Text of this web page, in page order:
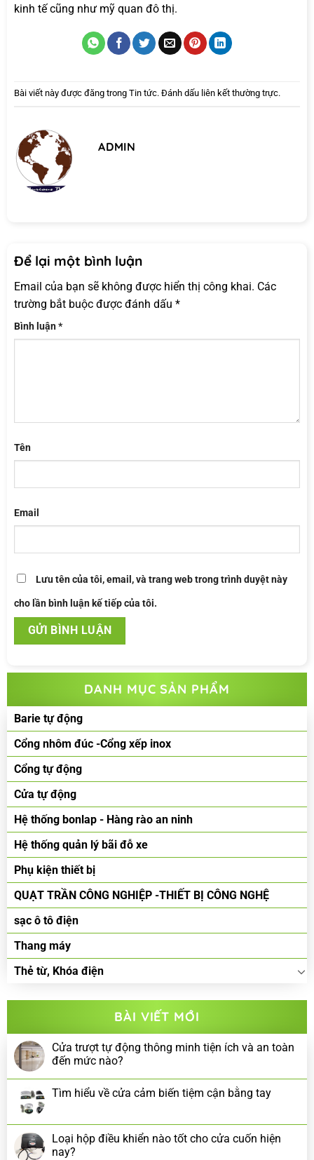
kinh tế cũng như mỹ quan đô thị.
Bài viết này được đăng trong Tin tức. Đánh dấu liên kết thường trực.
ADMIN
Để lại một bình luận
Email của bạn sẽ không được hiển thị công khai. Các
trường bắt buộc được đánh dấu *
Bình luận*
Tên
Email
Lưu tên của tôi, email, và trang web trong trình duyệt này
cho lần bình luận kế tiếp của tôi.
DANH MỤC SẢN PHẨM
Barie tự động
Cổng nhôm đúc -Cổng xếp inox
Cổng tự động
Cửa tự động
Hệ thống bonlap - Hàng rào an ninh
Hệ thống quản lý bãi đỗ xe
Phụ kiện thiết bị
QUẠT TRẦN CÔNG NGHIỆP -THIẾT BỊ CÔNG NGHỆ
sạc ô tô điện
Thang máy
Thẻ từ, Khóa điện
BÀI VIẾT MỚI
Cửa trượt tự động thông minh tiện ích và an toàn
đến mức nào?
Tìm hiểu về cửa cảm biến tiệm cận bằng tay
Loại hộp điều khiển nào tốt cho cửa cuốn hiện
nay?